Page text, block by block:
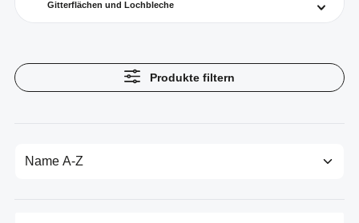
Gitterflächen und Lochbleche
Produkte filtern